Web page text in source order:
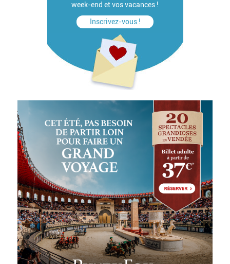
week-end et vos vacances !
Inscrivez-vous !